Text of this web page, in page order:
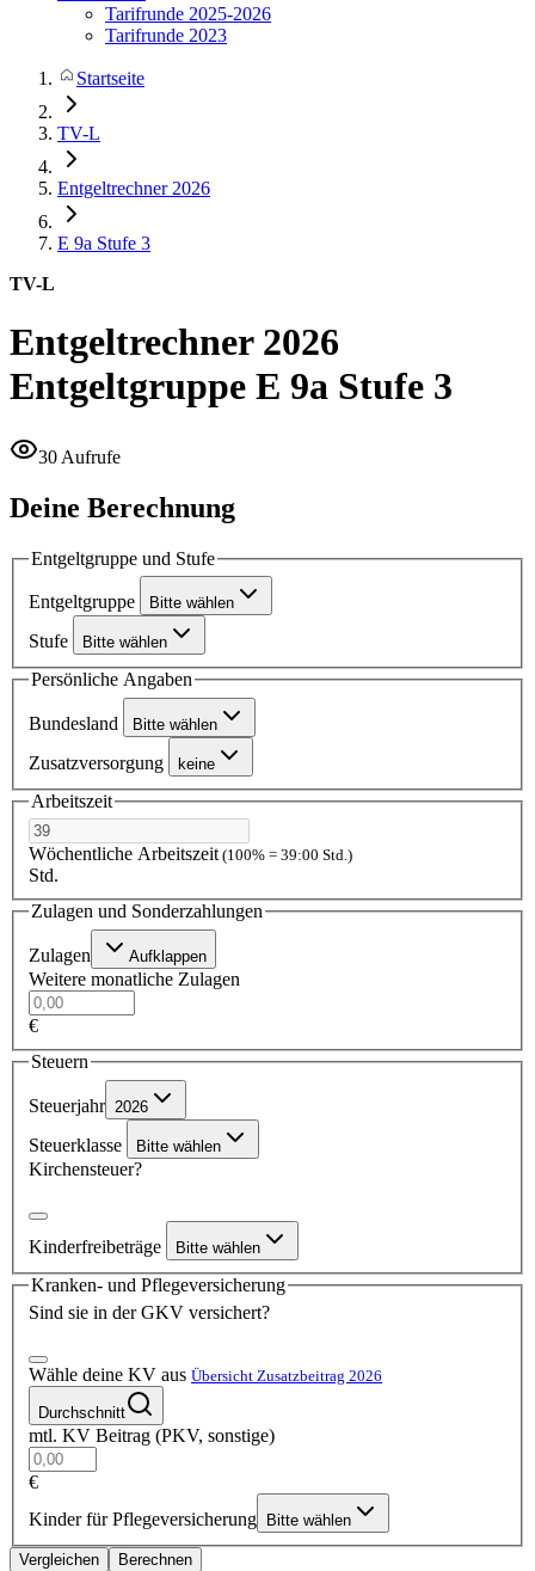
Tarifrunde 2025-2026
Tarifrunde 2023
Startseite
TV-L
Entgeltrechner 2026
E 9a Stufe 3
TV-L
Entgeltrechner 2026
Entgeltgruppe E 9a Stufe 3
30 Aufrufe
Deine Berechnung
Entgeltgruppe und Stufe
Entgeltgruppe Bitte wählen
Stufe Bitte wählen
Persönliche Angaben
Bundesland Bitte wählen
Zusatzversorgung keine
Arbeitszeit
Wöchentliche Arbeitszeit(100% = 39:00 Std.)
Std.
Zulagen und Sonderzahlungen
Zulagen Aufklappen
Weitere monatliche Zulagen
€
Steuern
Steuerjahr 2026
Steuerklasse Bitte wählen
Kirchensteuer?
Kinderfreibeträge Bitte wählen
Kranken- und Pflegeversicherung
Sind sie in der GKV versichert?
Wähle deine KV aus Übersicht Zusatzbeitrag 2026
Durchschnitt
mtl. KV Beitrag (PKV, sonstige)
€
Kinder für Pflegeversicherung
Bitte wählen
Vergleichen
Berechnen